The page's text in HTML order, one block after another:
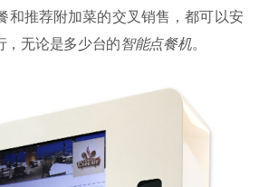
和推荐附加菜的交叉销售，都可以安
，无论是多少台的智能点餐机。